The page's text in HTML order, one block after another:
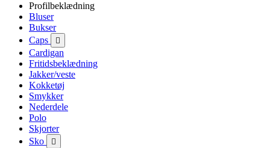
Profilbeklædning
Bluser
Bukser
Caps

Cardigan
Fritidsbeklædning
Jakker/veste
Kokketøj
Smykker
Nederdele
Polo
Skjorter
Sko
